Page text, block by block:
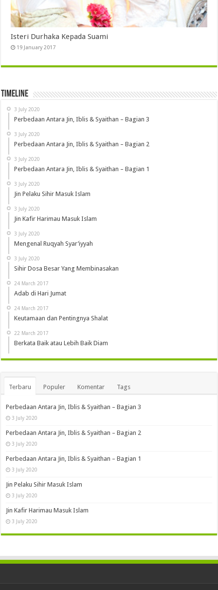
Isteri Durhaka Kepada Suami
19 January 2017
Timeline
3 July 2020
Perbedaan Antara Jin, Iblis & Syaithan – Bagian 3
3 July 2020
Perbedaan Antara Jin, Iblis & Syaithan – Bagian 2
3 July 2020
Perbedaan Antara Jin, Iblis & Syaithan – Bagian 1
3 July 2020
Jin Pelaku Sihir Masuk Islam
3 July 2020
Jin Kafir Harimau Masuk Islam
3 July 2020
Mengenal Ruqyah Syar’iyyah
3 July 2020
Sihir Dosa Besar Yang Membinasakan
24 March 2017
Adab di Hari Jumat
24 March 2017
Keutamaan dan Pentingnya Shalat
22 March 2017
Berkata Baik atau Lebih Baik Diam
Terbaru Populer Komentar Tags
Perbedaan Antara Jin, Iblis & Syaithan – Bagian 3
3 July 2020
Perbedaan Antara Jin, Iblis & Syaithan – Bagian 2
3 July 2020
Perbedaan Antara Jin, Iblis & Syaithan – Bagian 1
3 July 2020
Jin Pelaku Sihir Masuk Islam
3 July 2020
Jin Kafir Harimau Masuk Islam
3 July 2020